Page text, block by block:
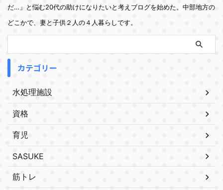
だ…」と悩む20代の助けになりたいと考えブログを始めた。中部地方の
どこかで、妻と子供２人の４人暮らしです。
カテゴリー
水処理施設
資格
育児
SASUKE
筋トレ